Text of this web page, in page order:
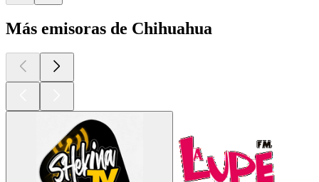
Más emisoras de Chihuahua